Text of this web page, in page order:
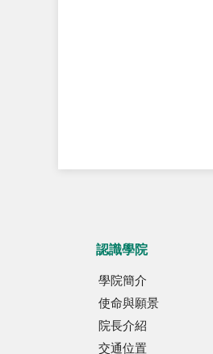
認識學院
學院簡介
使命與願景
院長介紹
交通位置